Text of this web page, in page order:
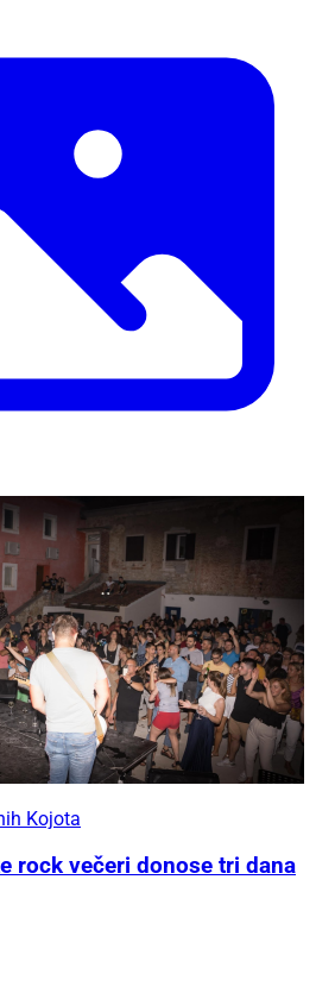
Kojota
rock večeri donose tri dana